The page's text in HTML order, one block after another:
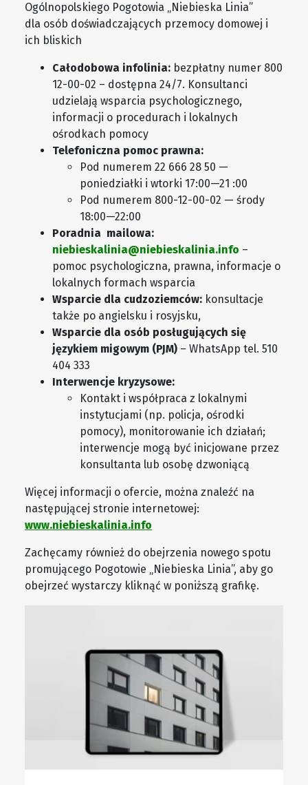
Ogólnopolskiego Pogotowia „Niebieska Linia”
dla osób doświadczających przemocy domowej i
ich bliskich
Całodobowa infolinia: bezpłatny numer 800
12-00-02 – dostępna 24/7. Konsultanci
udzielają wsparcia psychologicznego,
informacji o procedurach i lokalnych
ośrodkach pomocy
Telefoniczna pomoc prawna:
Pod numerem 22 666 28 50 —
poniedziałki i wtorki 17:00—21 :00
Pod numerem 800-12-00-02 — środy
18:00—22:00
Poradnia mailowa:
niebieskalinia@niebieskalinia.info –
pomoc psychologiczna, prawna, informacje o
lokalnych formach wsparcia
Wsparcie dla cudzoziemców: konsultacje
także po angielsku i rosyjsku,
Wsparcie dla osób posługujących się
językiem migowym (PJM) – WhatsApp tel. 510
404 333
Interwencje kryzysowe:
Kontakt i współpraca z lokalnymi
instytucjami (np. policja, ośrodki
pomocy), monitorowanie ich działań;
interwencje mogą być inicjowane przez
konsultanta lub osobę dzwoniącą
Więcej informacji o ofercie, można znaleźć na
następującej stronie internetowej:
www.niebieskalinia.info
Zachęcamy również do obejrzenia nowego spotu
promującego Pogotowie „Niebieska Linia”, aby go
obejrzeć wystarczy kliknąć w poniższą grafikę.